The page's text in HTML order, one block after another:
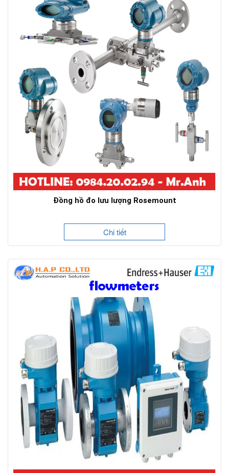
Đồng hồ đo lưu lượng Rosemount
Chi tiết